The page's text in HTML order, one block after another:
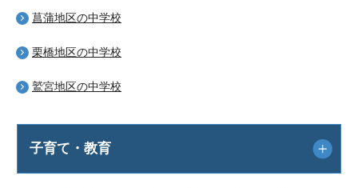
菖蒲地区の中学校
栗橋地区の中学校
鷲宮地区の中学校
子育て・教育